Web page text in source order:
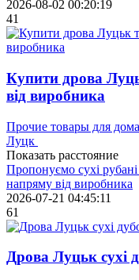
2026-08-02 00:20:19
41
Купити дрова
від виробника
Прочие товары для дома
Луцк
Показать расстояние
Пропонуємо сухі
напряму від виробника
2026-07-21 04:45:11
61
Дрова Луцьк сухі